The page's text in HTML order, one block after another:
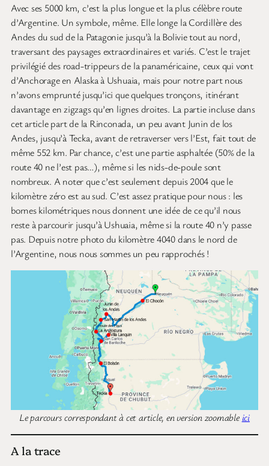
Avec ses 5000 km, c’est la plus longue et la plus célèbre route
d’Argentine. Un symbole, même. Elle longe la Cordillère des
Andes du sud de la Patagonie jusqu’à la Bolivie tout au nord,
traversant des paysages extraordinaires et variés. C’est le trajet
privilégié des road-trippeurs de la panaméricaine, ceux qui vont
d’Anchorage en Alaska à Ushuaia, mais pour notre part nous
n’avons emprunté jusqu’ici que quelques tronçons, itinérant
davantage en zigzags qu’en lignes droites. La partie incluse dans
cet article part de la Rinconada, un peu avant Junin de los
Andes, jusqu’à Tecka, avant de retraverser vers l’Est, fait tout de
même 552 km. Par chance, c’est une partie asphaltée (50% de la
route 40 ne l’est pas…), même si les nids-de-poule sont
nombreux. A noter que c’est seulement depuis 2004 que le
kilomètre zéro est au sud. C’est assez pratique pour nous : les
bornes kilométriques nous donnent une idée de ce qu’il nous
reste à parcourir jusqu’à Ushuaia, même si la route 40 n’y passe
pas. Depuis notre photo du kilomètre 4040 dans le nord de
l’Argentine, nous nous sommes un peu rapprochés !
Le parcours correspondant à cet article, en version zoomable ici
A la trace